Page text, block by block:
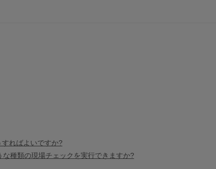
ればよいですか?
種類の現場チェックを実行できますか?